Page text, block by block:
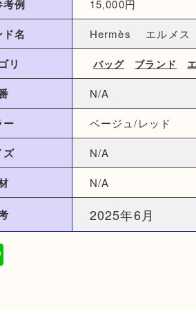
例 15,000円
名 Hermès エルメス
リ バッグ ブランド
N/A
ー ベージュ/レッド
ズ N/A
N/A
2025年6月
Line